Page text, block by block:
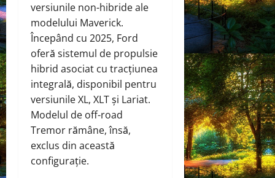
versiunile non-hibride ale
modelului Maverick.
Începând cu 2025, Ford
oferă sistemul de propulsie
hibrid asociat cu tracțiunea
integrală, disponibil pentru
versiunile XL, XLT și Lariat.
Modelul de off-road
Tremor rămâne, însă,
exclus din această
configurație.